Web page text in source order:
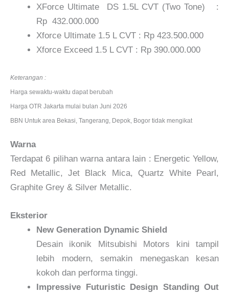
XForce Ultimate DS 1.5L CVT (Two Tone) :
Rp 432.000.000
Xforce Ultimate 1.5 L CVT : Rp 423.500.000
Xforce Exceed 1.5 L CVT : Rp 390.000.000
Keterangan :
Harga sewaktu-waktu dapat berubah
Harga OTR Jakarta mulai bulan Juni 2026
BBN Untuk area Bekasi, Tangerang, Depok, Bogor tidak mengikat
Warna
Terdapat 6 pilihan warna antara lain : Energetic Yellow,
Red Metallic, Jet Black Mica, Quartz White Pearl,
Graphite Grey & Silver Metallic.
Eksterior
New Generation Dynamic Shield
Desain ikonik Mitsubishi Motors kini tampil
lebih modern, semakin menegaskan kesan
kokoh dan performa tinggi.
Impressive Futuristic Design Standing Out